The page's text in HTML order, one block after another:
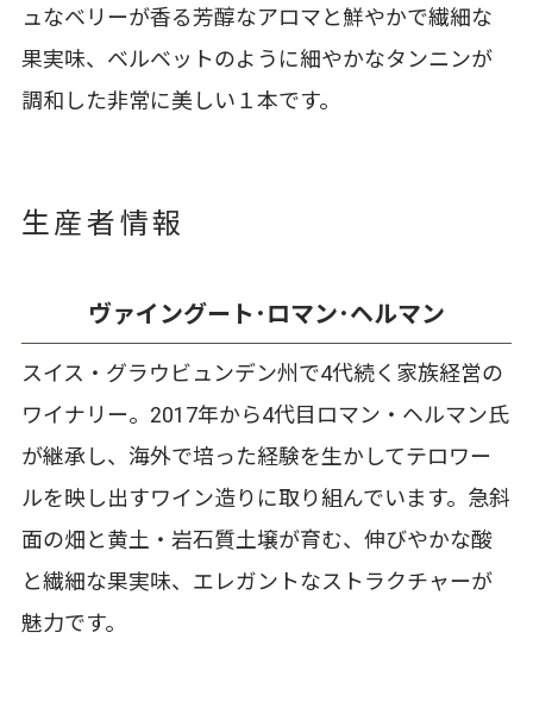
ュなベリーが香る芳醇なアロマと鮮やかで繊細な
果実味、ベルベットのように細やかなタンニンが
調和した非常に美しい１本です。
生産者情報
ヴァイングート･ロマン･ヘルマン
スイス・グラウビュンデン州で4代続く家族経営の
ワイナリー。2017年から4代目ロマン・ヘルマン氏
が継承し、海外で培った経験を生かしてテロワー
ルを映し出すワイン造りに取り組んでいます。急斜
面の畑と黄土・岩石質土壌が育む、伸びやかな酸
と繊細な果実味、エレガントなストラクチャーが
魅力です。